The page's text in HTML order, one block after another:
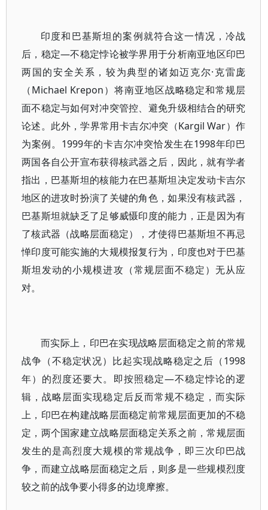
印度和巴基斯坦的案例就符合这一情况，冷战
后，稳定—不稳定悖论被学界用于分析南亚地区印巴
两国的安全关系，较为典型的诸如迈克尔·克雷庞
（Michael Krepon）将南亚地区战略稳定和常规层
面不稳定与如何对冲突管控、避免升级相结合的研究
论述。此外，学界常用卡吉尔冲突（Kargil War）作
为案例。1999年的卡吉尔冲突恰发生在1998年印巴
两国各自公开宣布获得核武器之后，因此，就有学者
指出，巴基斯坦的核能力在巴基斯坦决定发动卡吉尔
地区的进攻时扮演了关键的角色，如果没有核武器，
巴基斯坦就缺乏了足够威慑印度的能力，正是因为有
了核武器（战略层面稳定），才使得巴基斯坦不再忌
惮印度可能实施的大规模报复行为，印度也对于巴基
斯坦发动的小规模进攻（常规层面不稳定）无从应
对。
而实际上，印巴在实现战略层面稳定之前的常规
战争（不稳定状况）比起实现战略稳定之后（1998
年）的烈度还要大。即按照稳定—不稳定悖论的逻
辑，战略层面实现稳定后反而常规不稳定，而实际
上，印巴在构建战略层面稳定前常规层面更加的不稳
定，两个国家建立战略层面稳定关系之前，常规层面
发生的是高烈度大规模的常规战争，即三次印巴战
争，而建立战略层面稳定之后，则多是一些规模烈度
较之前的战争要小得多的边境摩擦。